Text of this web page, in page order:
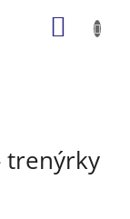
trenýrky